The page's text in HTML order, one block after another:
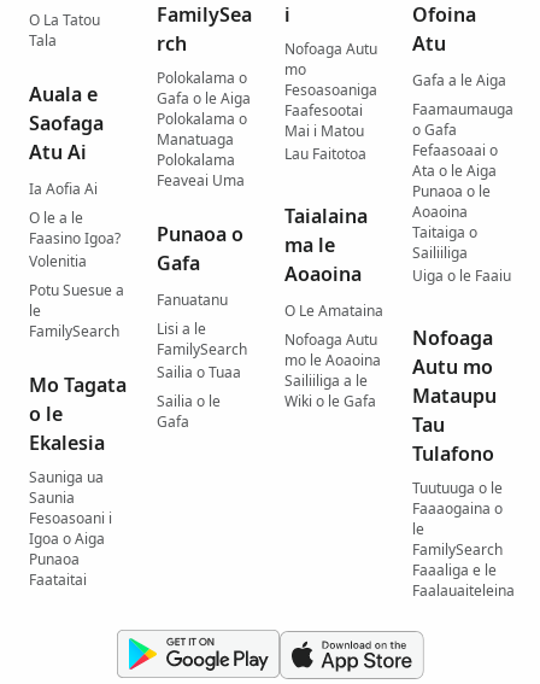
O La Tatou
Tala
Auala e
Saofaga
Atu Ai
Ia Aofia Ai
O le a le
Faasino Igoa?
Volenitia
Potu Suesue a
le
FamilySearch
Mo Tagata
o le
Ekalesia
Sauniga ua
Saunia
Fesoasoani i
Igoa o Aiga
Punaoa
Faataitai
FamilySea
rch
Polokalama o
Gafa o le Aiga
Polokalama o
Manatuaga
Polokalama
Feaveai Uma
Punaoa o
Gafa
Fanuatanu
Lisi a le
FamilySearch
Sailia o Tuaa
Sailia o le
Gafa
i
Nofoaga Autu
mo
Fesoasoaniga
Faafesootai
Mai i Matou
Lau Faitotoa
Taialaina
ma le
Aoaoina
O Le Amataina
Nofoaga Autu
mo le Aoaoina
Sailiiliga a le
Wiki o le Gafa
Ofoina
Atu
Gafa a le Aiga
Faamaumauga
o Gafa
Fefaasoaai o
Ata o le Aiga
Punaoa o le
Aoaoina
Taitaiga o
Sailiiliga
Uiga o le Faaiu
Nofoaga
Autu mo
Mataupu
Tau
Tulafono
Tuutuuga o le
Faaaogaina o
le
FamilySearch
Faaaliga e le
Faalauaiteleina